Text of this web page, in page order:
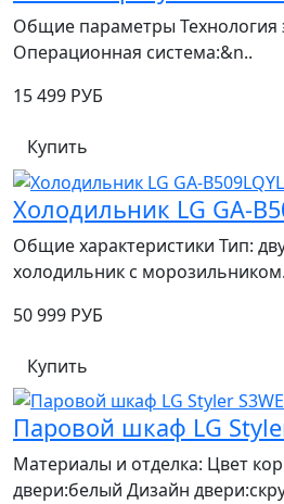
Общие параметры Технология
Операционная система:&n..
15 499 РУБ
Купить
Холодильник LG GA-
Общие характеристики Тип:
холодильник с
50 999 РУБ
Купить
Паровой шкаф LG
Материалы и отделка: Цвет
двери:белый Дизайн